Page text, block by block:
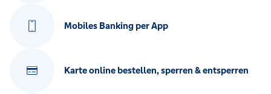
Mobiles Banking per App
Karte online bestellen, sperren & entsperren